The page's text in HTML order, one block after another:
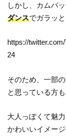
しかし、カムバ
ダンスでガラッ
https://
24
そのため、一部
と思っている方
大人っぽくて魅
かわいいイメー